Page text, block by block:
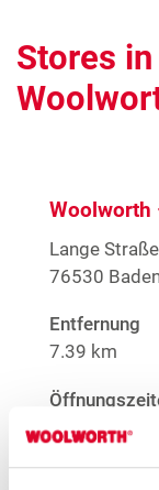
Stores
Woolworth
Lange
76530
Entfernung
7.39 km
Mo. - Sa.
Hinweis